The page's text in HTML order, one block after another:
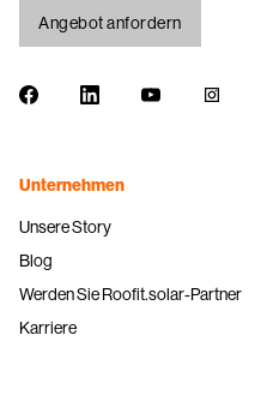
Angebot anfordern
FacebookLinkedIn Youtube
Unternehmen
Unsere Story
Blog
Werden Sie Roofit.solar-Partner
Karriere